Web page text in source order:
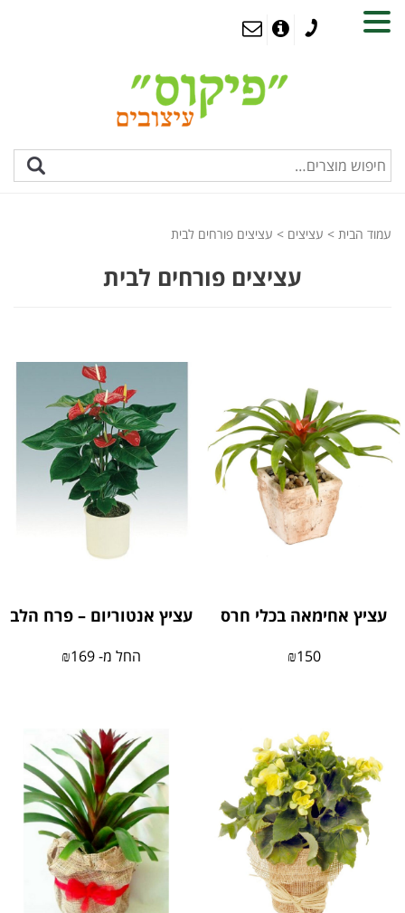
עמוד הבית > עציצים > עציצים פורחים לבית
עציצים פורחים לבית
עציץ אחימאה בכלי חרס
₪150
עציץ אנטוריום – פרח הלב
החל מ- ₪169